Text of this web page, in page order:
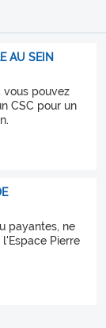
AU SEIN
vous pouvez
CSC pour un
payantes, ne
Pierre